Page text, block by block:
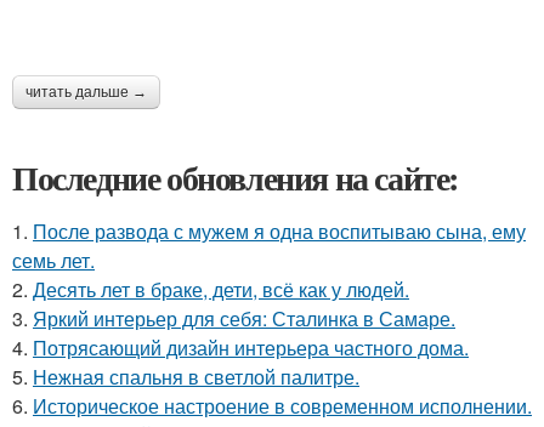
читать дальше →
Последние обновления на сайте:
1. После развода с мужем я одна воспитываю сына, ему
семь лет.
2. Десять лет в браке, дети, всё как у людей.
3. Яркий интерьер для себя: Сталинка в Самаре.
4. Потрясающий дизайн интерьера частного дома.
5. Нежная спальня в светлой палитре.
6. Историческое настроение в современном исполнении.